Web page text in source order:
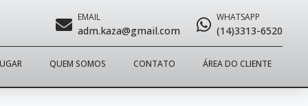
EMAIL
adm.kaza@gmail.com
WHATSAPP
(14)3313-6520
QUEM SOMOS CONTATO ÁREA DO CLIENTE